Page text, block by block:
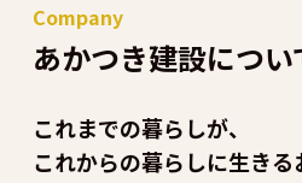
Company
あかつき建設につい
これまでの暮らしが、
これからの暮らしに生きる